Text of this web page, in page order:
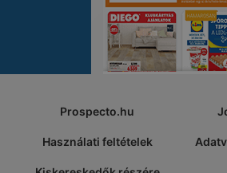
Prospecto.hu
Használati feltételek